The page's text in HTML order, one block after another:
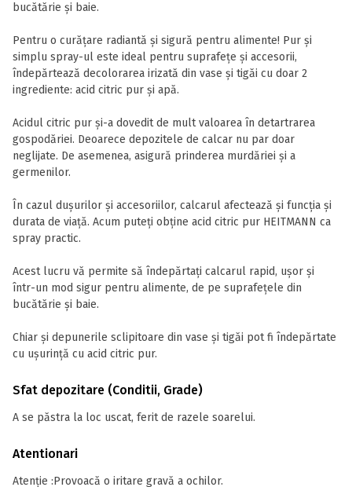
bucătărie și baie.
Pentru o curățare radiantă și sigură pentru alimente! Pur și
simplu spray-ul este ideal pentru suprafețe și accesorii,
îndepărtează decolorarea irizată din vase și tigăi cu doar 2
ingrediente: acid citric pur și apă.
Acidul citric pur și-a dovedit de mult valoarea în detartrarea
gospodăriei. Deoarece depozitele de calcar nu par doar
neglijate. De asemenea, asigură prinderea murdăriei și a
germenilor.
În cazul dușurilor și accesoriilor, calcarul afectează și funcția și
durata de viață. Acum puteți obține acid citric pur HEITMANN ca
spray practic.
Acest lucru vă permite să îndepărtați calcarul rapid, ușor și
într-un mod sigur pentru alimente, de pe suprafețele din
bucătărie și baie.
Chiar și depunerile sclipitoare din vase și tigăi pot fi îndepărtate
cu ușurință cu acid citric pur.
Sfat depozitare (Conditii, Grade)
A se păstra la loc uscat, ferit de razele soarelui.
Atentionari
Atenţie :Provoacă o iritare gravă a ochilor.